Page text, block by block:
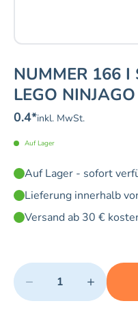
NUMMER 166 I
LEGO
0.4*inkl. MwSt.
Auf Lager
Auf Lager - sofort
Lieferung innerhalb
Versand ab 30 €
Quantity
− +
Minimum quantity: 1
Add 1 item to cart